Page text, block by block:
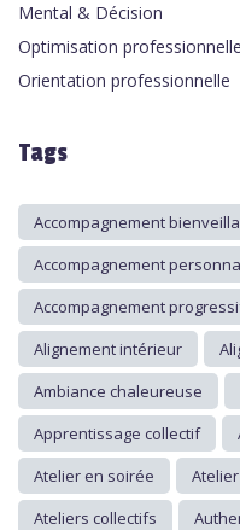
Mental & Décision
Optimisation professionnelle
Orientation professionnelle
Tags
Accompagnement
Accompagnement
Accompagnement
Alignement intérieur
Ambiance chaleureuse
Apprentissage collectif
Atelier en soirée
Ateliers collectifs